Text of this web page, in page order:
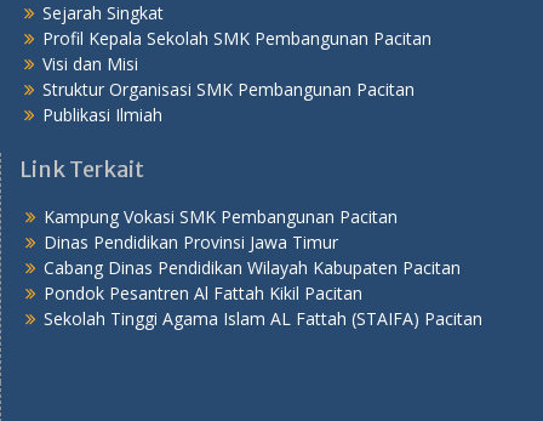
Sejarah Singkat
Profil Kepala Sekolah SMK Pembangunan Pacitan
Visi dan Misi
Struktur Organisasi SMK Pembangunan Pacitan
Publikasi Ilmiah
Link Terkait
Kampung Vokasi SMK Pembangunan Pacitan
Dinas Pendidikan Provinsi Jawa Timur
Cabang Dinas Pendidikan Wilayah Kabupaten Pacitan
Pondok Pesantren Al Fattah Kikil Pacitan
Sekolah Tinggi Agama Islam AL Fattah (STAIFA) Pacitan